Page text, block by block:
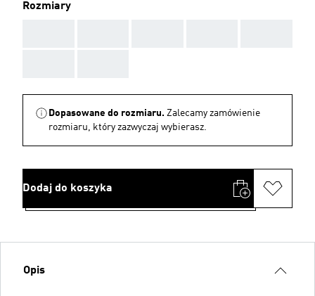
Rozmiary
Dopasowane do rozmiaru. Zalecamy zamówienie
rozmiaru, który zazwyczaj wybierasz.
Dodaj do koszyka
Opis